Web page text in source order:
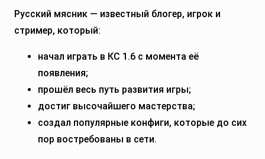
Русский мясник — известный блогер, игрок и
стример, который:
начал играть в КС 1.6 с момента её
появления;
прошёл весь путь развития игры;
достиг высочайшего мастерства;
создал популярные конфиги, которые до сих
пор востребованы в сети.